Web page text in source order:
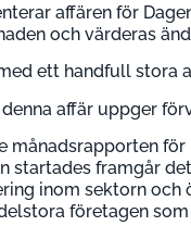
affären för
och värderas
ett handfull stora
affär uppger
månadsrapporten
startades framgår
inom sektorn och
företagen